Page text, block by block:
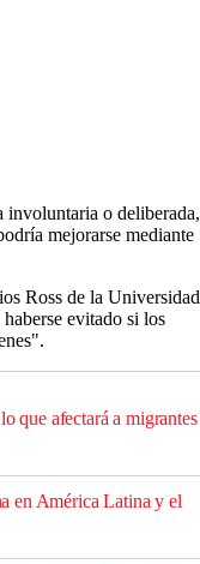
involuntaria o deliberada,
mejorarse mediante
Ross de la Universidad
evitado si los
que afectará a migrantes
en América Latina y el